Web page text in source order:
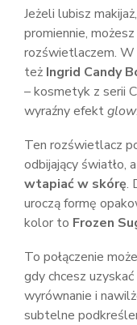
Jeżeli lubisz
promiennie,
rozświetlaczem. W
też Ingrid Candy
– kosmetyk z serii
wyraźny efektglow.
Ten rozświetlacz
odbijający światło,
wtapiać w skórę.
uroczą formę
kolor to Frozen
To połączenie
gdy chcesz
wyrównanie i
subtelne